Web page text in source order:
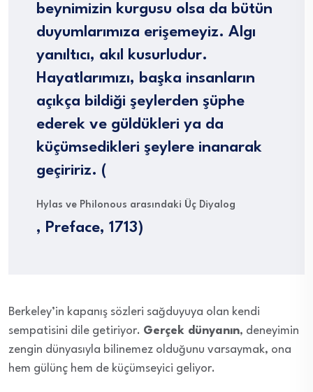
beynimizin kurgusu olsa da bütün
duyumlarımıza erişemeyiz. Algı
yanıltıcı, akıl kusurludur.
Hayatlarımızı, başka insanların
açıkça bildiği şeylerden şüphe
ederek ve güldükleri ya da
küçümsedikleri şeylere inanarak
geçiririz. (
Hylas ve Philonous arasındaki Üç Diyalog
, Preface, 1713)
Berkeley’in kapanış sözleri sağduyuya olan kendi
sempatisini dile getiriyor. Gerçek dünyanın, deneyimin
zengin dünyasıyla bilinemez olduğunu varsaymak, ona
hem gülünç hem de küçümseyici geliyor.